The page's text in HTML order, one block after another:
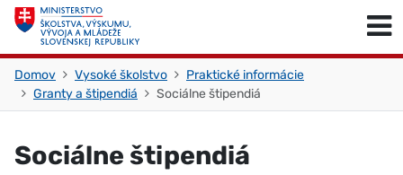
Skočiť na obsah
Domov Vysoké školstvo
Praktické informácie
Granty a štipendiá
Sociálne štipendiá
Sociálne štipendiá
Skočiť na začiatok stránky